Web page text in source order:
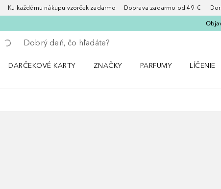
Ku každému nákupu vzorček zadarmo Doprava zadarmo od 49 €
Choď späť
Vykonajte vyhľadávanie
DARČEKOVÉ KARTY
ZNAČKY
PARFUMY
LÍČENIE